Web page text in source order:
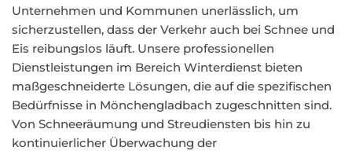
Unternehmen und Kommunen unerlässlich, um
sicherzustellen, dass der Verkehr auch bei Schnee und
Eis reibungslos läuft. Unsere professionellen
Dienstleistungen im Bereich Winterdienst bieten
maßgeschneiderte Lösungen, die auf die spezifischen
Bedürfnisse in Mönchengladbach zugeschnitten sind.
Von Schneeräumung und Streudiensten bis hin zu
kontinuierlicher Überwachung der